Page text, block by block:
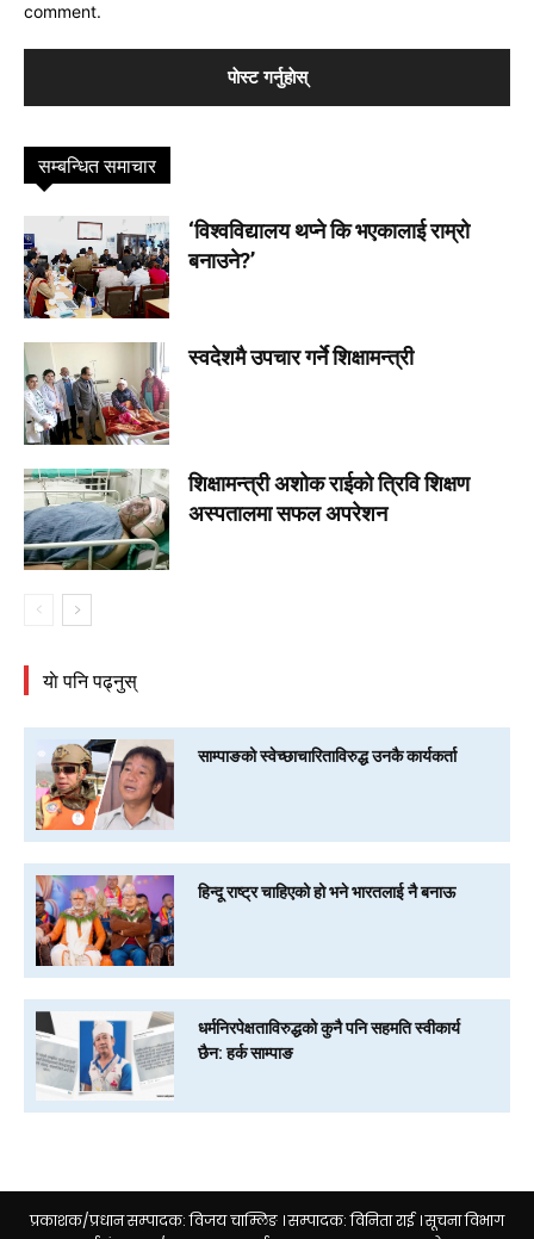
comment.
सम्बन्धित समाचार
‘विश्वविद्यालय थप्ने कि भएकालाई राम्रो
बनाउने?’
स्वदेशमै उपचार गर्ने शिक्षामन्त्री
शिक्षामन्त्री अशोक राईकाे त्रिवि शिक्षण
अस्पतालमा सफल अपरेशन
याे पनि पढ्नुस्
साम्पाङको स्वेच्छाचारिताविरुद्ध उनकै कार्यकर्ता
हिन्दू राष्ट्र चाहिएको हो भने भारतलाई नै बनाऊ
धर्मनिरपेक्षताविरुद्धको कुनै पनि सहमति स्वीकार्य
छैन: हर्क साम्पाङ
प्रकाशक/प्रधान सम्पादक: विजय चाम्लिङ । सम्पादक: विनिता राई । सूचना विभाग